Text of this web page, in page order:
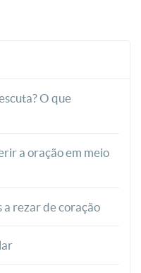
O que
a oração em meio
a rezar de coração